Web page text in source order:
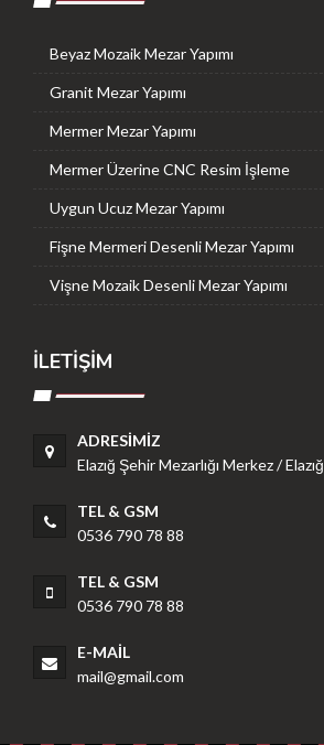
Beyaz Mozaik Mezar Yapımı
Granit Mezar Yapımı
Mermer Mezar Yapımı
Mermer Üzerine CNC Resim İşleme
Uygun Ucuz Mezar Yapımı
Fişne Mermeri Desenli Mezar Yapımı
Vişne Mozaik Desenli Mezar Yapımı
İLETİŞİM
ADRESIMIZ
Elazığ Şehir Mezarlığı Merkez / Elazığ
TEL & GSM
0536 790 78 88
TEL & GSM
0536 790 78 88
E-MAIL
mail@gmail.com